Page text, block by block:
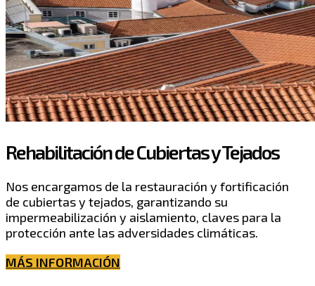
Rehabilitación de Cubiertas y Tejados
Nos encargamos de la restauración y fortificación
de cubiertas y tejados, garantizando su
impermeabilización y aislamiento, claves para la
protección ante las adversidades climáticas.
MÁS INFORMACIÓN